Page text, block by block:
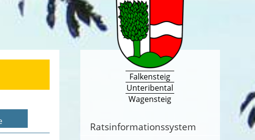
Falkensteig
Unteribental
Wagensteig
Ratsinformationssystem